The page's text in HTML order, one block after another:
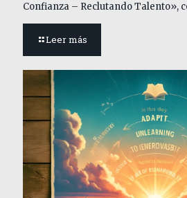
Confianza – Reclutando Talento»,
Leer más